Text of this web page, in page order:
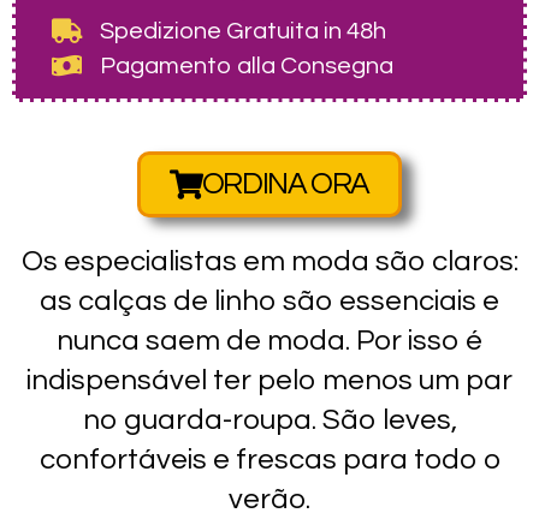
Spedizione Gratuita in 48h
Pagamento alla Consegna
ORDINA ORA
Os especialistas em moda são claros:
as calças de linho são essenciais e
nunca saem de moda. Por isso é
indispensável ter pelo menos um par
no guarda-roupa. São leves,
confortáveis e frescas para todo o
verão.